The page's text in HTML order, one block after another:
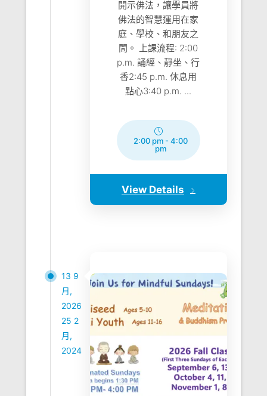
開示佛法，讓學員將
佛法的智慧運用在家
庭、學校、和朋友之
間。 上課流程: 2:00
p.m. 誦經、靜坐、行
香2:45 p.m. 休息用
點心3:40 p.m. ...
2:00 pm- 4:00
pm
View Details
13 9
月,
2026
25 2
月,
2024